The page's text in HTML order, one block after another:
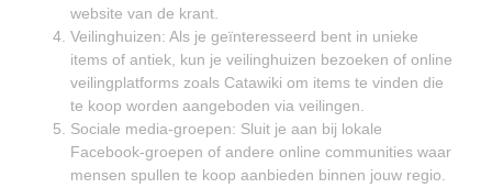
website van de krant.
Veilinghuizen: Als je geïnteresseerd bent in unieke
items of antiek, kun je veilinghuizen bezoeken of online
veilingplatforms zoals Catawiki om items te vinden die
te koop worden aangeboden via veilingen.
Sociale media-groepen: Sluit je aan bij lokale
Facebook-groepen of andere online communities waar
mensen spullen te koop aanbieden binnen jouw regio.